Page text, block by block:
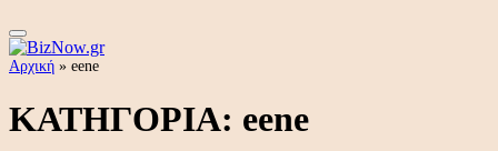
Αρχική » eene
ΚΑΤΗΓΟΡΙΑ: eene